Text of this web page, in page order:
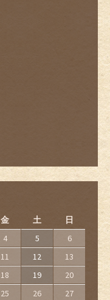
金 土 日
4 5
6
11 12
13
18 19
20
25 26
27